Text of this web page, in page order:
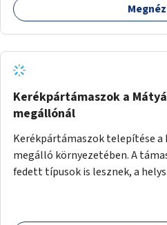
Kerékpártámaszok a
megállónál
Kerékpártámaszok telepítése a
megálló környezetében. A
fedett típusok is lesznek, a